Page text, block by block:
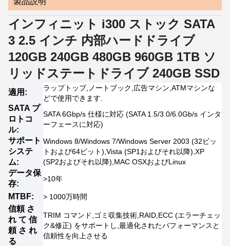
インフィニット i300 ストック SATA
3 2.5 インチ 内部ハードドライブ
120GB 240GB 480GB 960GB 1TB ソ
リッドステートドライブ 240GB SSD
適用:
ラップトップ,ノートブック,広告マシン,ATMマシンな
どで使用できます.
SATA プ
ロトコ
ル:
SATA 6Gbp/s 仕様に対応 (SATA 1.5/3.0/6.0Gb/s インタ
ーフェースに対応)
サポート
システ
ム:
Windows 8/Windows 7/Windows Server 2003 (32ビッ
トおよび64ビット),Vista (SP1およびそれ以降),XP
(SP2およびそれ以降),MAC OSXおよびLinux
データ保
存:
>10年
MTBF: > 1000万時間
信頼 さ
れ て 信
頼 さ れ
る
TRIM コマンド,ゴミ収集技術,RAID,ECC (エラーチェッ
ク&修正) をサポートし,最適化されたパフォーマンスと
信頼性を向上させる